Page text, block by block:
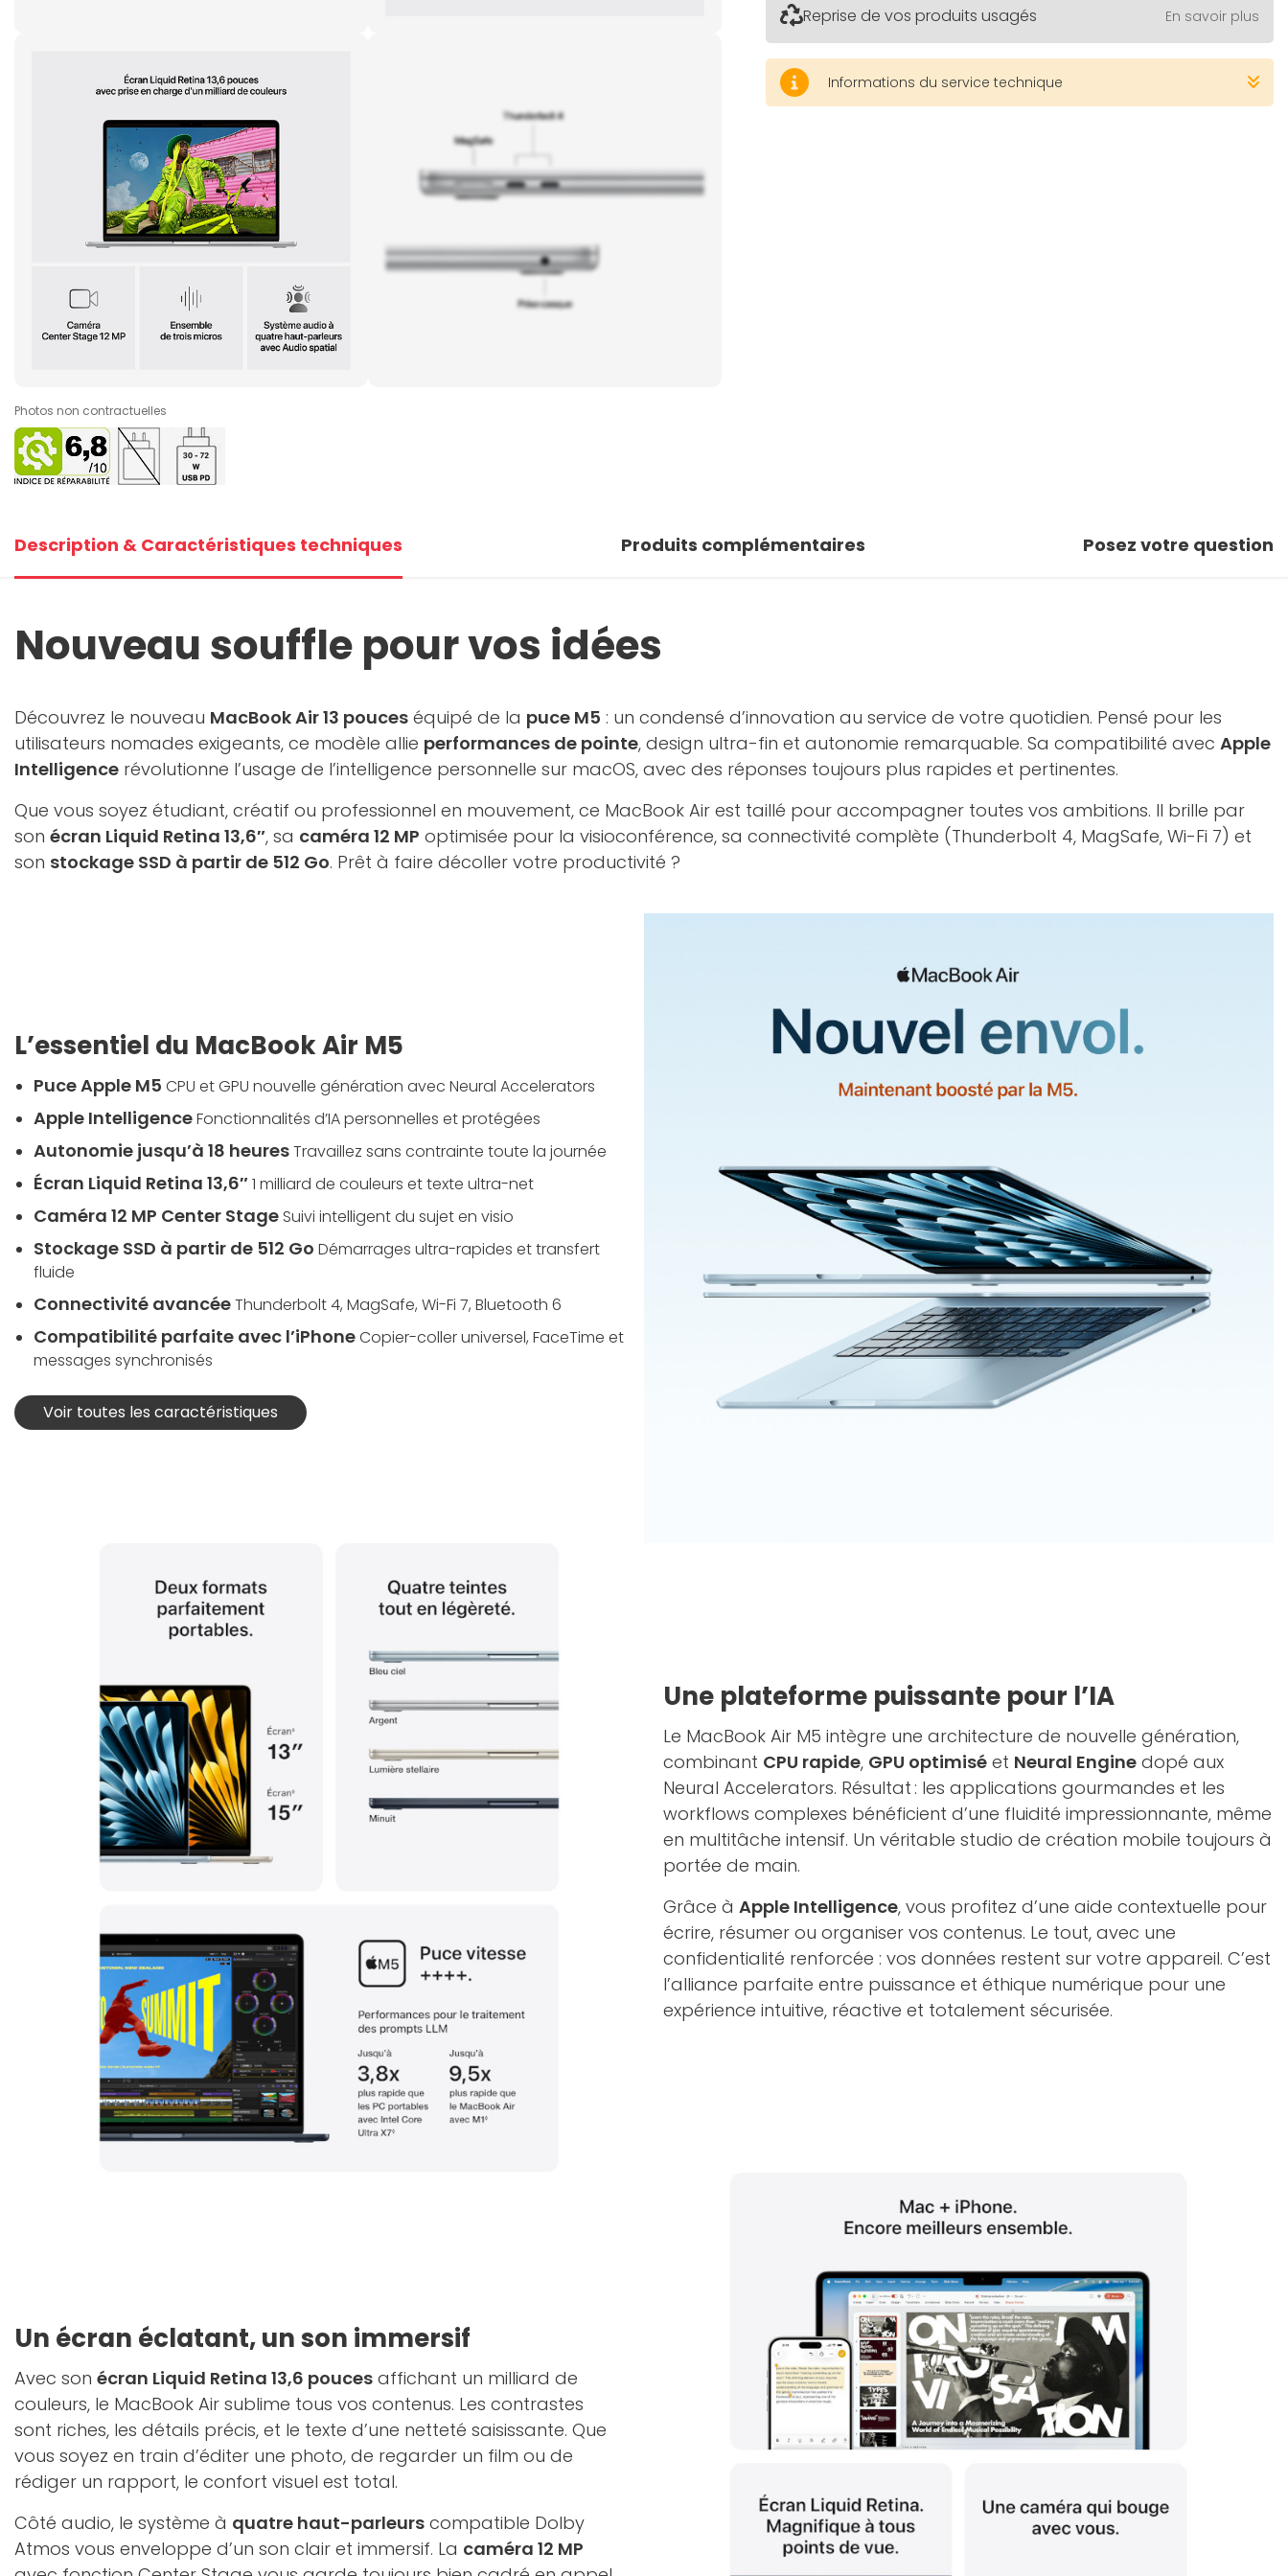
Photos non contractuelles
Reprise de vos produits usagés En savoir plus
Informations du service technique
Description & Caractéristiques techniques Produits complémentaires Posez votre question
Nouveau souffle pour vos idées
Découvrez le nouveau MacBook Air 13 pouces équipé de la puce M5 : un condensé d’innovation au service de votre quotidien. Pensé pour les
utilisateurs nomades exigeants, ce modèle allie performances de pointe, design ultra-fin et autonomie remarquable. Sa compatibilité avec Apple
Intelligence révolutionne l’usage de l’intelligence personnelle sur macOS, avec des réponses toujours plus rapides et pertinentes.
Que vous soyez étudiant, créatif ou professionnel en mouvement, ce MacBook Air est taillé pour accompagner toutes vos ambitions. Il brille par
son écran Liquid Retina 13,6″, sa caméra 12 MP optimisée pour la visioconférence, sa connectivité complète (Thunderbolt 4, MagSafe, Wi-Fi 7) et
son stockage SSD à partir de 512 Go. Prêt à faire décoller votre productivité ?
L’essentiel du MacBook Air M5
Puce Apple M5 CPU et GPU nouvelle génération avec Neural Accelerators
Apple IntelligenceFonctionnalités d’IA personnelles et protégées
Autonomie jusqu’à 18 heuresTravaillez sans contrainte toute la journée
Écran Liquid Retina 13,6″1 milliard de couleurs et texte ultra-net
Caméra 12 MP Center Stage Suivi intelligent du sujet en visio
Stockage SSD à partir de 512 Go Démarrages ultra-rapides et transfert
fluide
Connectivité avancéeThunderbolt 4, MagSafe, Wi-Fi 7, Bluetooth 6
Compatibilité parfaite avec l’iPhoneCopier-coller universel, FaceTime et
messages synchronisés
Voir toutes les caractéristiques
Une plateforme puissante pour l’IA
Le MacBook Air M5 intègre une architecture de nouvelle génération,
combinant CPU rapide, GPU optimisé et Neural Engine dopé aux
Neural Accelerators. Résultat : les applications gourmandes et les
workflows complexes bénéficient d’une fluidité impressionnante, même
en multitâche intensif. Un véritable studio de création mobile toujours à
portée de main.
Grâce à Apple Intelligence, vous profitez d’une aide contextuelle pour
écrire, résumer ou organiser vos contenus. Le tout, avec une
confidentialité renforcée : vos données restent sur votre appareil. C’est
l’alliance parfaite entre puissance et éthique numérique pour une
expérience intuitive, réactive et totalement sécurisée.
Un écran éclatant, un son immersif
Avec son écran Liquid Retina 13,6 pouces affichant un milliard de
couleurs, le MacBook Air sublime tous vos contenus. Les contrastes
sont riches, les détails précis, et le texte d’une netteté saisissante. Que
vous soyez en train d’éditer une photo, de regarder un film ou de
rédiger un rapport, le confort visuel est total.
Côté audio, le système à quatre haut-parleurs compatible Dolby
Atmos vous enveloppe d’un son clair et immersif. La caméra 12 MP